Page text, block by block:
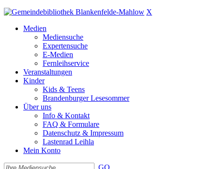
X
Medien
Mediensuche
Expertensuche
E-Medien
Fernleihservice
Veranstaltungen
Kinder
Kids & Teens
Brandenburger Lesesommer
Über uns
Info & Kontakt
FAQ & Formulare
Datenschutz & Impressum
Lastenrad Leihla
Mein Konto
GO